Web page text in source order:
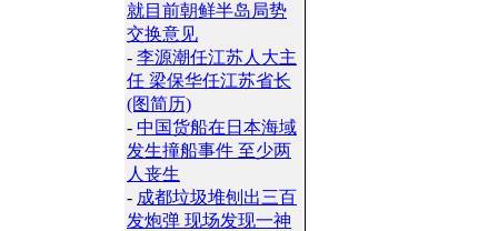
就目前朝鲜半岛局势
交换意见
- 李源潮任江苏人大主
任 梁保华任江苏省长
(图简历)
- 中国货船在日本海域
发生撞船事件 至少两
人丧生
- 成都垃圾堆刨出三百
发炮弹 现场发现一神